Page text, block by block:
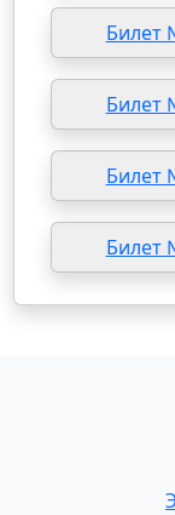
Билет
Билет
Билет
Билет